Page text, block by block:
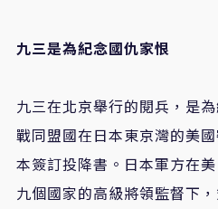
九三是為紀念國仇家恨
九三在北京舉行的閱兵，是
戰同盟國在日本東京灣的美
本簽訂投降書。日本軍方在
九個國家的高級將領監督下